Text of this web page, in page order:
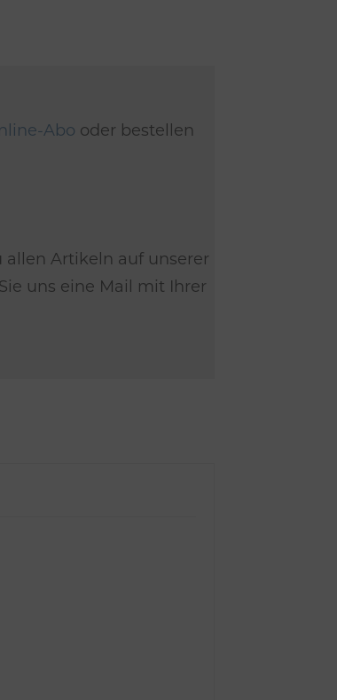
Abo oder bestellen
Artikeln auf unserer
uns eine Mail mit Ihrer